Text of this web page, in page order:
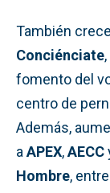
También
Conciénciate
fomento del
centro de
Además,
a APEX,AECC
Hombre,